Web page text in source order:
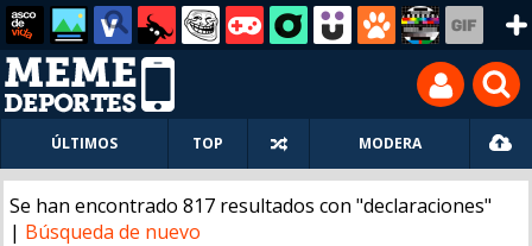
ÚLTIMOS TOP MODERA
Se han encontrado 817 resultados con "declaraciones"
| Búsqueda de nuevo